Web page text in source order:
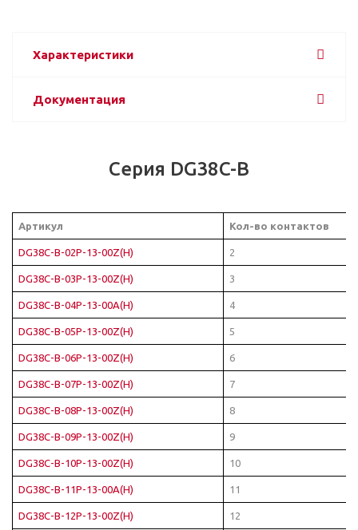
Характеристики
Документация
Серия DG38C-B
Артикул Кол-во контактов
DG38C-B-02P-13-00Z(H) 2
DG38C-B-03P-13-00Z(H) 3
DG38C-B-04P-13-00A(H) 4
DG38C-B-05P-13-00Z(H) 5
DG38C-B-06P-13-00Z(H) 6
DG38C-B-07P-13-00Z(H) 7
DG38C-B-08P-13-00Z(H) 8
DG38C-B-09P-13-00Z(H) 9
DG38C-B-10P-13-00Z(H) 10
DG38C-B-11P-13-00A(H) 11
DG38C-B-12P-13-00Z(H) 12